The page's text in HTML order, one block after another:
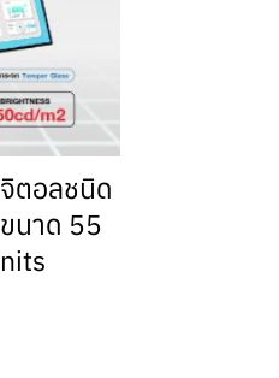
ตอลชนิด
นาด 55